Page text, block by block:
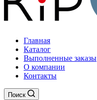
Главная
Каталог
Выполненные заказы
О компании
Контакты
Поиск